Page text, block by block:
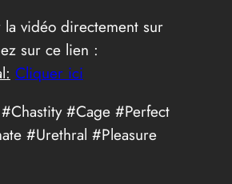
vidéo directement sur
sur ce lien :
Cliquer ici
#Cage #Perfect
#Urethral #Pleasure